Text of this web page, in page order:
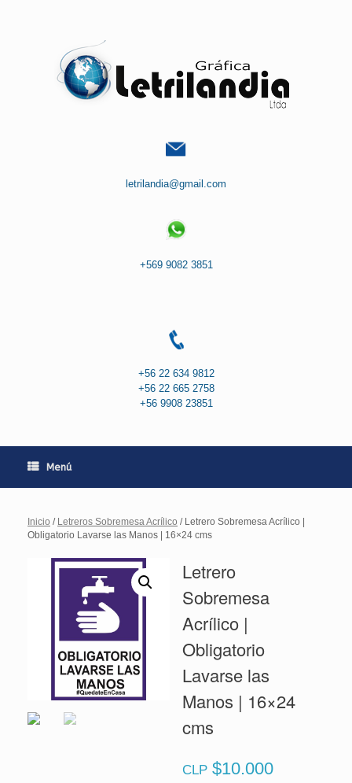
letrilandia@gmail.com
+569 9082 3851
+56 22 634 9812
+56 22 665 2758
+56 9908 23851
Menú
Inicio / Letreros Sobremesa Acrílico / Letrero Sobremesa Acrílico |
Obligatorio Lavarse las Manos | 16×24 cms
Letrero
Sobremesa
Acrílico |
Obligatorio
Lavarse las
Manos | 16×24
cms
CLP $10.000